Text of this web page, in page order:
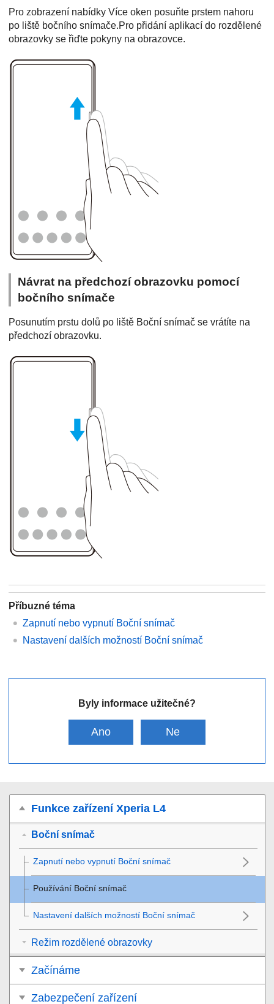
Pro zobrazení nabídky Více oken posuňte prstem nahoru
po liště bočního snímače.Pro přidání aplikací do rozdělené
obrazovky se řiďte pokyny na obrazovce.
Návrat na předchozí obrazovku pomocí
bočního snímače
Posunutím prstu dolů po liště Boční snímač se vrátíte na
předchozí obrazovku.
Příbuzné téma
Zapnutí nebo vypnutí Boční snímač
Nastavení dalších možností Boční snímač
Byly informace užitečné?
Ano Ne
Funkce zařízení Xperia L4
Boční snímač
Zapnutí nebo vypnutí Boční snímač
Používání Boční snímač
Nastavení dalších možností Boční snímač
Režim rozdělené obrazovky
Začínáme
Zabezpečení zařízení